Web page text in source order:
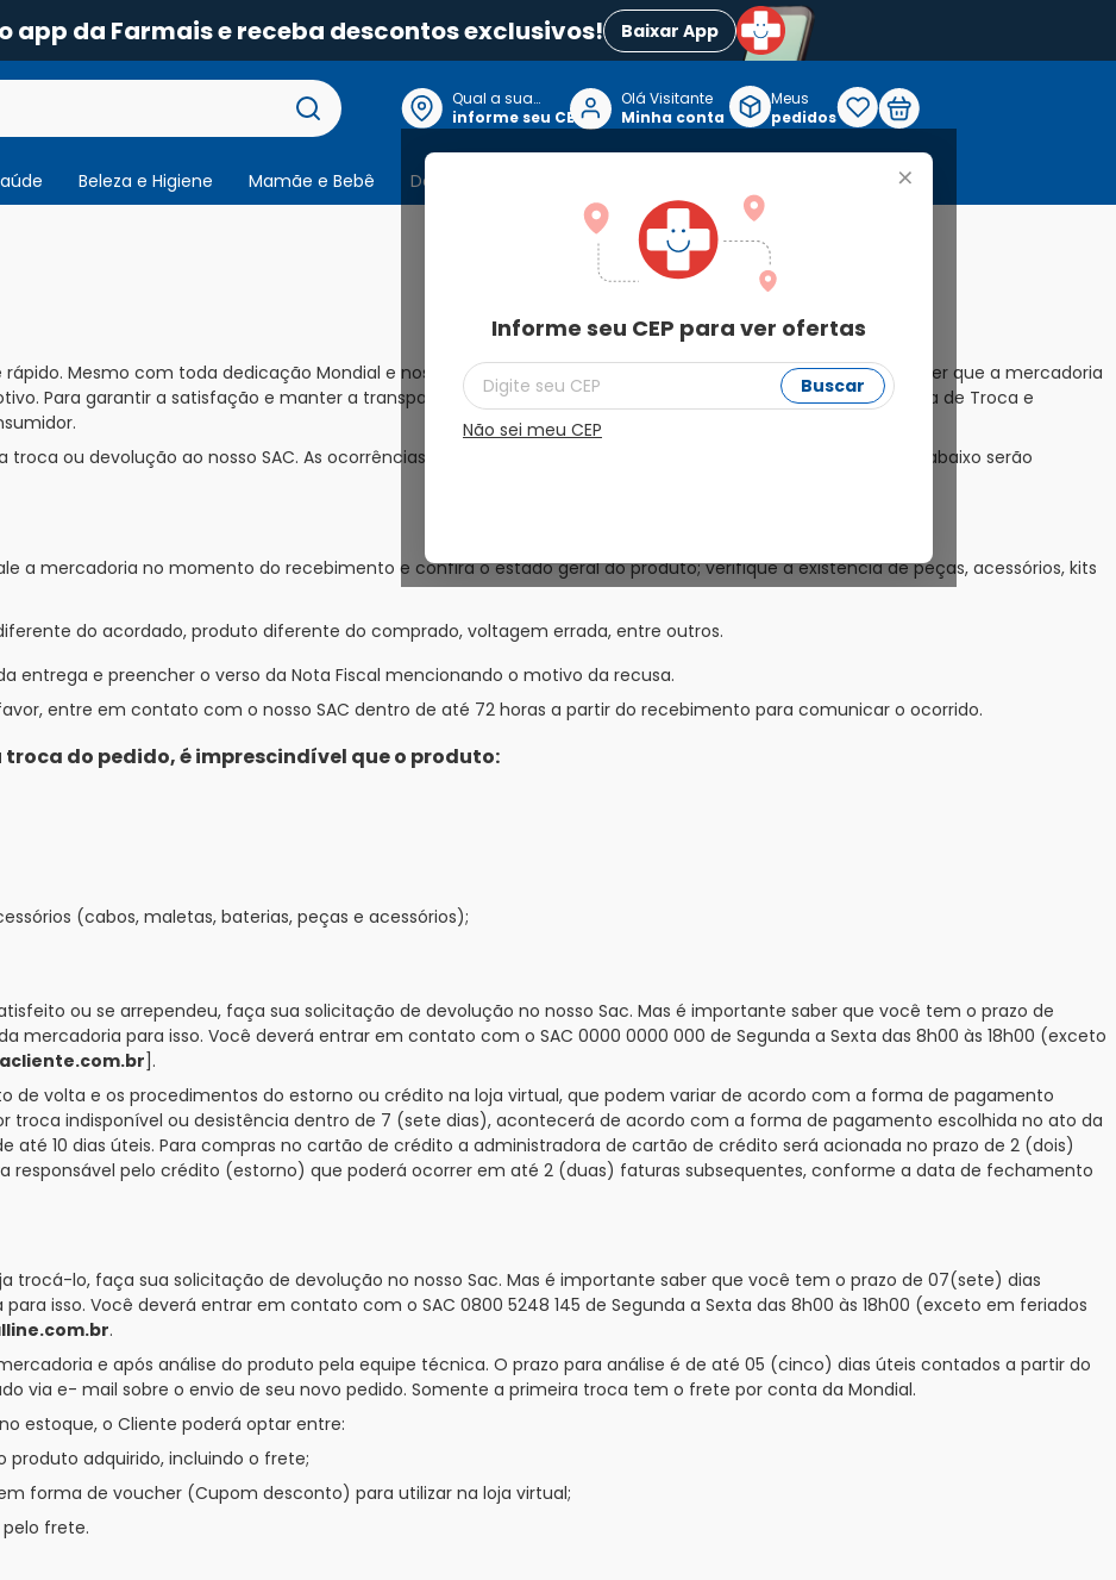
app da Farmais e receba descontos exclusivos! Baixar App
Qual a sua
localização?
informe seu CEP
+
Informe seu CEP para ver ofertas
Buscar
Não sei meu CEP
Olá Visitante
Minha conta
Meus
pedidos
Beleza e Higiene Mamãe e Bebê Dermocosmeticos
Mesmo com toda dedicação Mondial e nossa oferta de produtos modernos e de qualidade, pode ocorrer que a mercadoria
Para garantir a satisfação e manter a transparência e respeito com nossos clientes, criamos nossa Política de Troca e
ou devolução ao nosso SAC. As ocorrências sem essa comunicação e/ ou fora dos termos estipulados abaixo serão
a mercadoria no momento do recebimento e confira o estado geral do produto; verifique a existência de peças, acessórios, kits
do acordado, produto diferente do comprado, voltagem errada, entre outros.
entrega e preencher o verso da Nota Fiscal mencionando o motivo da recusa.
entre em contato com o nosso SAC dentro de até 72 horas a partir do recebimento para comunicar o ocorrido.
do pedido, é imprescindível que o produto:
(cabos, maletas, baterias, peças e acessórios);
ou se arrependeu, faça sua solicitação de devolução no nosso Sac. Mas é importante saber que você tem o prazo de
para isso. Você deverá entrar em contato com o SAC 0000 0000 000 de Segunda a Sexta das 8h00 às 18h00 (exceto
].
de volta e os procedimentos do estorno ou crédito na loja virtual, que podem variar de acordo com a forma de pagamento
troca indisponível ou desistência dentro de 7 (sete dias), acontecerá de acordo com a forma de pagamento escolhida no ato da
até 10 dias úteis. Para compras no cartão de crédito a administradora de cartão de crédito será acionada no prazo de 2 (dois)
responsável pelo crédito (estorno) que poderá ocorrer em até 2 (duas) faturas subsequentes, conforme a data de fechamento
trocá-lo, faça sua solicitação de devolução no nosso Sac. Mas é importante saber que você tem o prazo de 07(sete) dias
isso. Você deverá entrar em contato com o SAC 0800 5248 145 de Segunda a Sexta das 8h00 às 18h00 (exceto em feriados
.
e após análise do produto pela equipe técnica. O prazo para análise é de até 05 (cinco) dias úteis contados a partir do
via e- mail sobre o envio de seu novo pedido. Somente a primeira troca tem o frete por conta da Mondial.
estoque, o Cliente poderá optar entre:
adquirido, incluindo o frete;
forma de voucher (Cupom desconto) para utilizar na loja virtual;
frete.